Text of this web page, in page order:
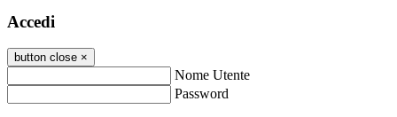
Accedi
button close ×
Nome Utente
Password